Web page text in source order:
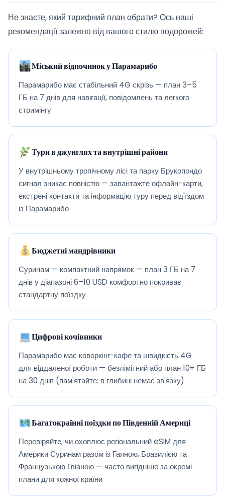
Не знаєте, який тарифний план обрати? Ось наші
рекомендації залежно від вашого стилю подорожей:
Міський відпочинок у Парамарибо
Парамарибо має стабільний 4G скрізь — план 3–5
ГБ на 7 днів для навігації, повідомлень та легкого
стримінгу
Тури в джунглях та внутрішні райони
У внутрішньому тропічному лісі та парку Брукопондо
сигнал зникає повністю — завантажте офлайн-карти,
екстрені контакти та інформацію туру перед від'їздом
із Парамарибо
Бюджетні мандрівники
Суринам — компактний напрямок — план 3 ГБ на 7
днів у діапазоні 6–10 USD комфортно покриває
стандартну поїздку
Цифрові кочівники
Парамарибо має коворкінг-кафе та швидкість 4G
для віддаленої роботи — безлімітний або план 10+ ГБ
на 30 днів (пам'ятайте: в глибині немає зв'язку)
Багатокраїнні поїздки по Південній Америці
Перевіряйте, чи охоплює регіональний eSIM для
Америки Суринам разом із Гаяною, Бразилією та
Французькою Гвіаною — часто вигідніше за окремі
плани для кожної країни